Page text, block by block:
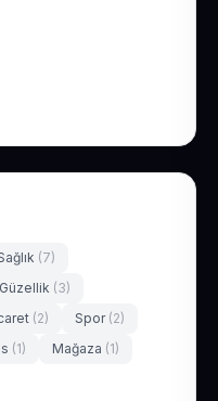
(7)
Güzellik (3)
(2) Spor (2)
(1) Mağaza (1)